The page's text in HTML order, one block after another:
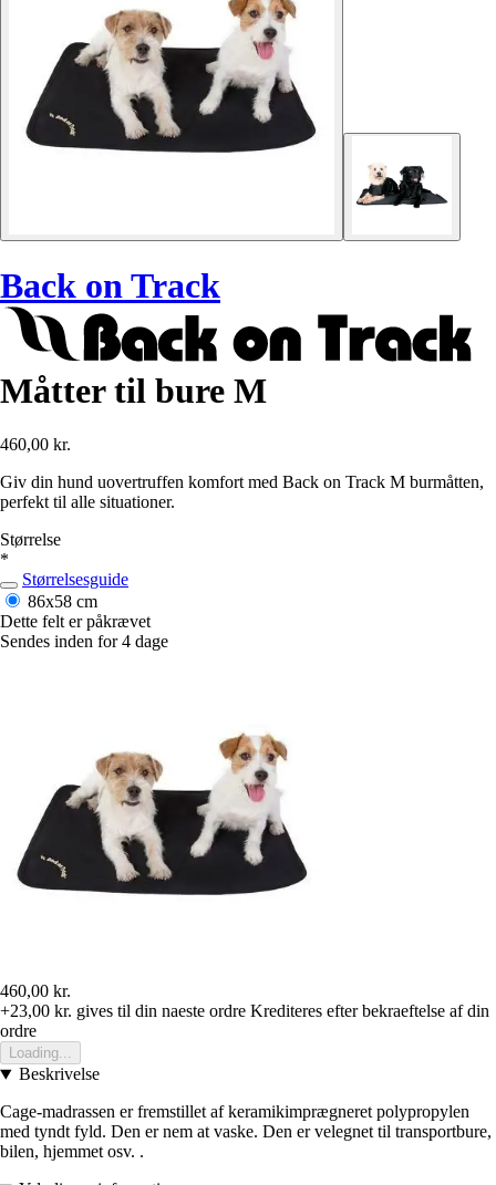
Back on Track
Måtter til bure M
460,00 kr.
Giv din hund uovertruffen komfort med Back on Track M burmåtten,
perfekt til alle situationer.
Størrelse
*
Størrelsesguide
86x58 cm
Dette felt er påkrævet
Sendes inden for 4 dage
460,00 kr.
+23,00 kr. gives til din naeste ordre Krediteres efter bekraeftelse af din
ordre
Loading...
Beskrivelse
Cage-madrassen er fremstillet af keramikimprægneret polypropylen
med tyndt fyld. Den er nem at vaske. Den er velegnet til transportbure,
bilen, hjemmet osv. .